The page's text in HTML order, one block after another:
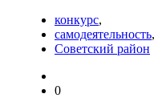
конкурс,
самодеятельность,
Советский район
0